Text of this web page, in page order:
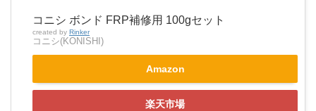
コニシ ボンド FRP補修用 100gセット
created by Rinker
コニシ(KONISHI)
Amazon
楽天市場